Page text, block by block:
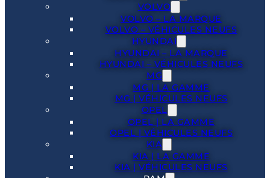
VOLVO
VOLVO – LA MARQUE
VOLVO – VÉHICULES NEUFS
HYUNDAI
HYUNDAI – LA MARQUE
HYUNDAI – VÉHICULES NEUFS
MG
MG | LA GAMME
MG | VÉHICULES NEUFS
OPEL
OPEL | LA GAMME
OPEL | VÉHICULES NEUFS
KIA
KIA | LA GAMME
KIA | VÉHICULES NEUFS